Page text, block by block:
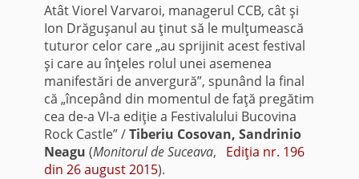
Atât Viorel Varvaroi, managerul CCB, cât şi
Ion Drăguşanul au ţinut să le mulţumească
tuturor celor care „au sprijinit acest festival
şi care au înţeles rolul unei asemenea
manifestări de anvergură”, spunând la final
că „începând din momentul de faţă pregătim
cea de-a VI-a ediţie a Festivalului Bucovina
Rock Castle” /Tiberiu Cosovan, Sandrinio
Neagu (Monitorul de Suceava, Ediţia nr. 196
din 26 august 2015).